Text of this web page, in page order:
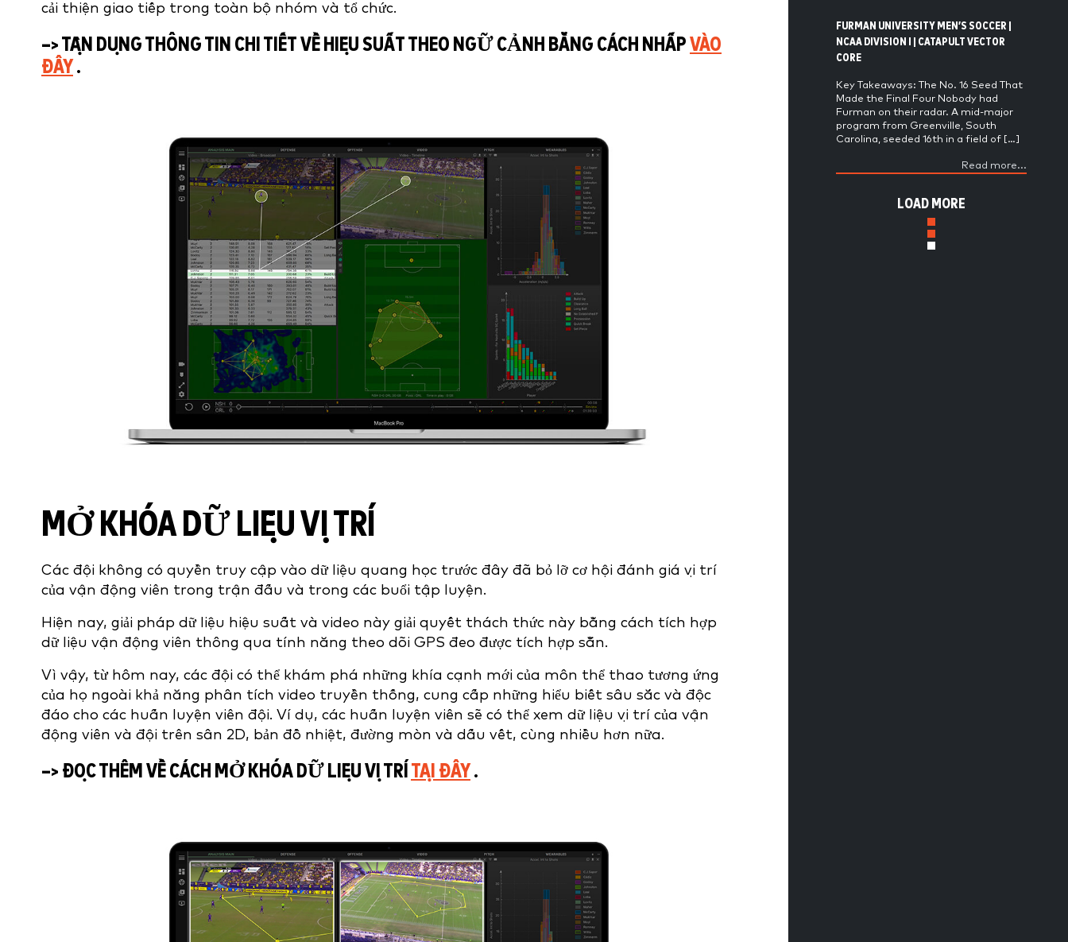
cải thiện giao tiếp trong toàn bộ nhóm và tổ chức.
–> TẬN DỤNG THÔNG TIN CHI TIẾT VỀ HIỆU SUẤT THEO NGỮ CẢNH BẰNG CÁCH NHẤP VÀO
ĐÂY .
MỞ KHÓA DỮ LIỆU VỊ TRÍ
Các đội không có quyền truy cập vào dữ liệu quang học trước đây đã bỏ lỡ cơ hội đánh giá vị trí
của vận động viên trong trận đấu và trong các buổi tập luyện.
Hiện nay, giải pháp dữ liệu hiệu suất và video này giải quyết thách thức này bằng cách tích hợp
dữ liệu vận động viên thông qua tính năng theo dõi GPS đeo được tích hợp sẵn.
Vì vậy, từ hôm nay, các đội có thể khám phá những khía cạnh mới của môn thể thao tương ứng
của họ ngoài khả năng phân tích video truyền thống, cung cấp những hiểu biết sâu sắc và độc
đáo cho các huấn luyện viên đội. Ví dụ, các huấn luyện viên sẽ có thể xem dữ liệu vị trí của vận
động viên và đội trên sân 2D, bản đồ nhiệt, đường mòn và dấu vết, cùng nhiều hơn nữa.
–> ĐỌC THÊM VỀ CÁCH MỞ KHÓA DỮ LIỆU VỊ TRÍ TẠI ĐÂY .
FURMAN UNIVERSITY MEN’S SOCCER |
NCAA DIVISION I | CATAPULT VECTOR
CORE
Key Takeaways: The No. 16 Seed That
Made the Final Four Nobody had
Furman on their radar. A mid-major
program from Greenville, South
Carolina, seeded 16th in a field of […]
Read more...
LOAD MORE